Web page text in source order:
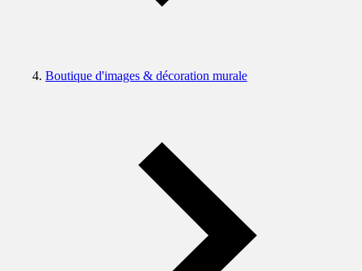
Boutique d'images & décoration murale